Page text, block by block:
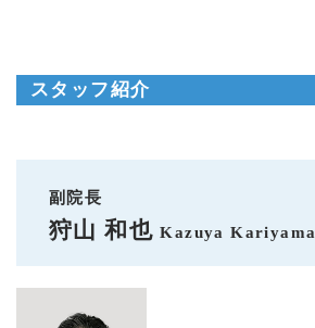
スタッフ紹介
副院長
狩山 和也Kazuya Kariyama